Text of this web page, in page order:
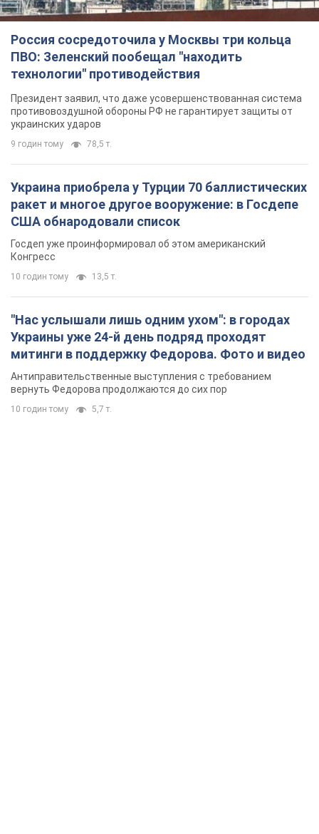
Россия сосредоточила у Москвы три кольца
ПВО: Зеленский пообещал "находить
технологии" противодействия
Президент заявил, что даже усовершенствованная система
противовоздушной обороны РФ не гарантирует защиты от
украинских ударов
9 годин тому 78,5 т.
Украина приобрела у Турции 70 баллистических
ракет и многое другое вооружение: в Госдепе
США обнародовали список
Госдеп уже проинформировал об этом американский
Конгресс
10 годин тому 13,5 т.
"Нас услышали лишь одним ухом": в городах
Украины уже 24-й день подряд проходят
митинги в поддержку Федорова. Фото и видео
Антиправительственные выступления с требованием
вернуть Федорова продолжаются до сих пор
10 годин тому 5,7 т.